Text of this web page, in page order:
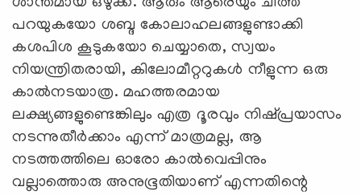
പറയുകയോ ശബ്ദ കോലാഹലങ്ങളുണ്ടാക്കി
കശപിശ കൂടുകയോ ചെയ്യാതെ, സ്വയം
നിയന്ത്രിതരായി, കിലോമീറ്ററുകള്‍ നീളുന്ന ഒരു
കാല്‍നടയാത്ര. മഹത്തരമായ
ലക്ഷ്യങ്ങളുണ്ടെങ്കിലും എത്ര ദൂരവും നിഷ്പ്രയാസം
നടന്നുതീര്‍ക്കാം എന്ന് മാത്രമല്ല, ആ
നടത്തത്തിലെ ഓരോ കാല്‍വെപ്പിനും
വല്ലാത്തൊരു അനുഭൂതിയാണ് എന്നതിന്റെ